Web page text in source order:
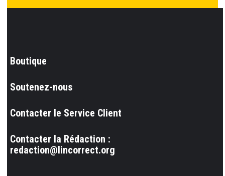
Boutique
Soutenez-nous
Contacter le Service Client
Contacter la Rédaction :
redaction@lincorrect.org